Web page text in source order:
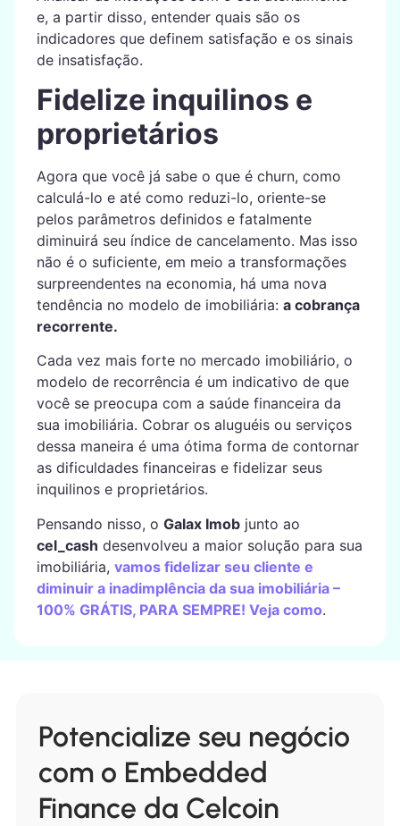
e, a partir disso, entender quais são os
indicadores que definem satisfação e os sinais
de insatisfação.
Fidelize inquilinos e
proprietários
Agora que você já sabe o que é churn, como
calculá-lo e até como reduzi-lo, oriente-se
pelos parâmetros definidos e fatalmente
diminuirá seu índice de cancelamento. Mas isso
não é o suficiente, em meio a transformações
surpreendentes na economia, há uma nova
tendência no modelo de imobiliária: a cobrança
recorrente.
Cada vez mais forte no mercado imobiliário, o
modelo de recorrência é um indicativo de que
você se preocupa com a saúde financeira da
sua imobiliária. Cobrar os aluguéis ou serviços
dessa maneira é uma ótima forma de contornar
as dificuldades financeiras e fidelizar seus
inquilinos e proprietários.
Pensando nisso, o Galax Imobjunto ao
cel_cash desenvolveu a maior solução para sua
imobiliária, vamos fidelizar seu cliente e
diminuir a inadimplência da sua imobiliária –
100% GRÁTIS, PARA SEMPRE! Veja como.
Potencialize seu negócio
com o Embedded
Finance da Celcoin